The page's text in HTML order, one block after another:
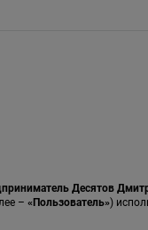
Десятов
– «Пользователь»)